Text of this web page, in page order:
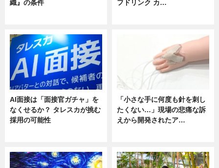
織』の条件
フドリンク カ…
AI面接は「面接官ガチャ」を
なくせるか？ タレスカが挑む
採用の可能性
「小さな手に何度も針を刺し
たくない…」現場の悲痛な訴
えから開発されたア…